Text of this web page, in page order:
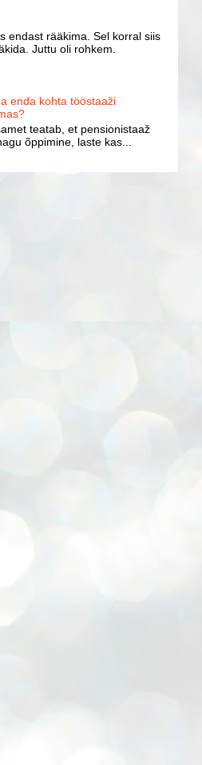
endast rääkima. Sel korral siis
Juttu oli rohkem.
enda kohta tööstaaži
teatab, et pensionistaaž
õppimine, laste kas...